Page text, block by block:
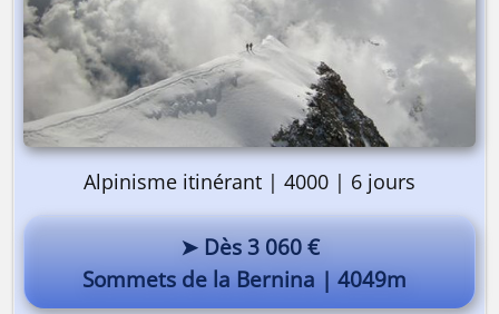
Alpinisme itinérant | 4000 | 6 jours
➤ Dès 3 060 €
Sommets de la Bernina | 4049m